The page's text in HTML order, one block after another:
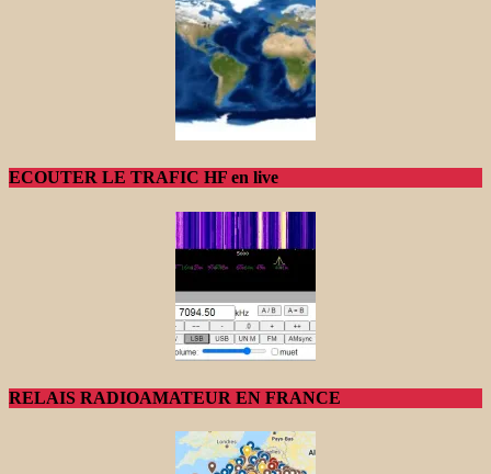
ECOUTER LE TRAFIC HF en live
RELAIS RADIOAMATEUR EN FRANCE